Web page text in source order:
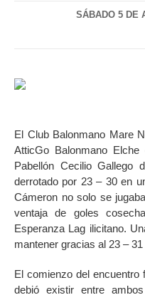
SÁBADO 5 DE
El Club Balonmano Mare
AtticGo Balonmano
Pabellón Cecilio Gallego
derrotado por 23 – 30 en
Cámeron no solo se
ventaja de goles
Esperanza Lag ilicitano.
mantener gracias al 23 –
El comienzo del encuentro
debió existir entre